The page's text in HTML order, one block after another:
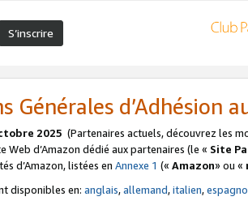
S’inscrire
Générales d’Adhésion
2025 (Partenaires actuels, découvrez les
Web d’Amazon dédié aux partenaires (le « Site
d’Amazon, listées en Annexe 1 (« Amazon» ou «
disponibles en: anglais,allemand,italien,